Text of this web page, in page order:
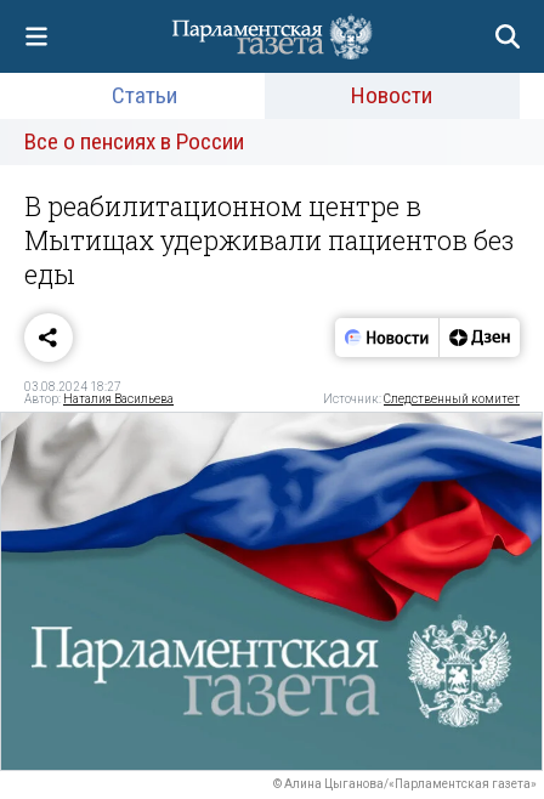
Статьи
Новости
Все о пенсиях в России
В реабилитационном центре в
Мытищах удерживали пациентов без
еды
03.08.2024 18:27
Автор: Наталия Васильева Источник:Следственный комитет
© Алина Цыганова/«Парламентская газета»